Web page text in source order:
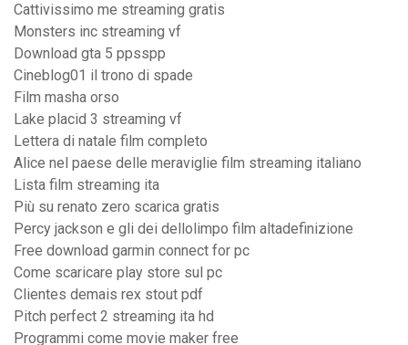
Cattivissimo me streaming gratis
Monsters inc streaming vf
Download gta 5 ppsspp
Cineblog01 il trono di spade
Film masha orso
Lake placid 3 streaming vf
Lettera di natale film completo
Alice nel paese delle meraviglie film streaming italiano
Lista film streaming ita
Più su renato zero scarica gratis
Percy jackson e gli dei dellolimpo film altadefinizione
Free download garmin connect for pc
Come scaricare play store sul pc
Clientes demais rex stout pdf
Pitch perfect 2 streaming ita hd
Programmi come movie maker free